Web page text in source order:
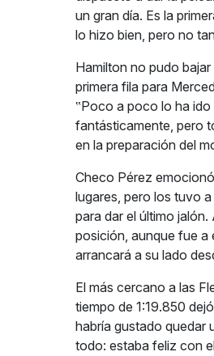
un gran día. Es la
lo hizo bien, pero no
Hamilton no pudo
primera fila para
‟Poco a poco lo ha
fantásticamente, pero
en la preparación del
Checo Pérez
lugares, pero los tuvo
para dar el último
posición, aunque fue a
arrancará a su lado
El más cercano a las
tiempo de 1:19.850
habría gustado quedar
todo: estaba feliz con